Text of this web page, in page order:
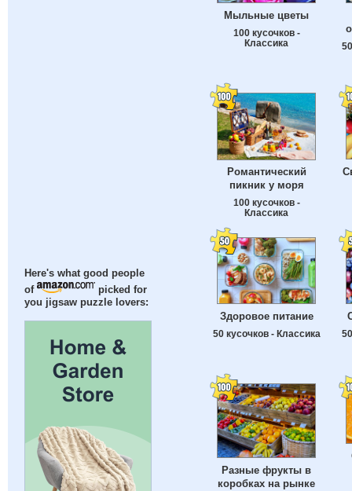
Here's what good people
of
picked for
you jigsaw puzzle lovers:
Мыльные цветы
100 кусочков -
Классика
Романтический
пикник у моря
100 кусочков -
Классика
Здоровое питание
50 кусочков - Классика
Разные фрукты в
коробках на рынке